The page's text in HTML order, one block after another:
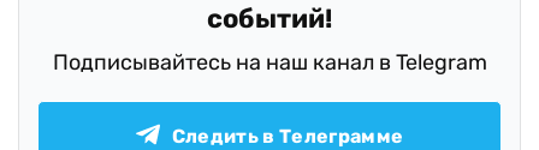
событий!
Подписывайтесь на наш канал в Telegram
Следить в Телеграмме